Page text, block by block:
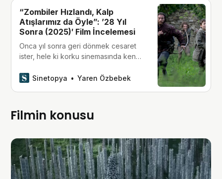
“Zombiler Hızlandı, Kalp
Atışlarımız da Öyle”: ’28 Yıl
Sonra (2025)′ Film İncelemesi
Onca yıl sonra geri dönmek cesaret
ister, hele ki korku sinemasında kendi
Sonra’ bu cesareti gösteriyor, ama
Sinetopya Yaren Özbebek
Filmin konusu